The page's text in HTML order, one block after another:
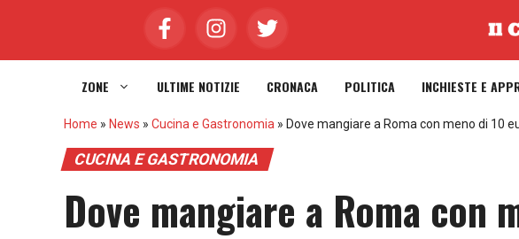
ZONE ULTIME NOTIZIE CRONACA POLITICA INCHIESTE E
Home » News » Cucina e Gastronomia » Dove mangiare a Roma con meno di 10
CUCINA E GASTRONOMIA
Dove mangiare a Roma con